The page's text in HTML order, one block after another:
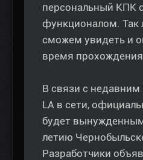
персональный КПК
функционалом. Так
сможем увидеть и
время
В связи с
LA в сети,
будет
летию
Разработчики